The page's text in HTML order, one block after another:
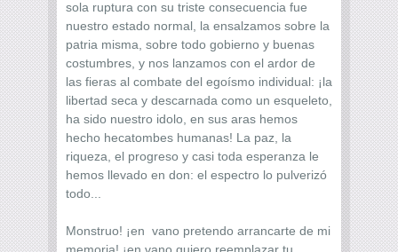
sola ruptura con su triste consecuencia fue
nuestro estado normal, la ensalzamos sobre la
patria misma, sobre todo gobierno y buenas
costumbres, y nos lanzamos con el ardor de
las fieras al combate del egoísmo individual: ¡la
libertad seca y descarnada como un esqueleto,
ha sido nuestro idolo, en sus aras hemos
hecho hecatombes humanas! La paz, la
riqueza, el progreso y casi toda esperanza le
hemos llevado en don: el espectro lo pulverizó
todo...
Monstruo! ¡en vano pretendo arrancarte de mi